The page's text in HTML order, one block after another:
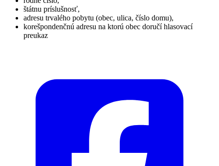
štátnu príslušnosť,
adresu trvalého pobytu (obec, ulica, číslo domu),
korešpondenčnú adresu na ktorú obec doručí hlasovací
preukaz